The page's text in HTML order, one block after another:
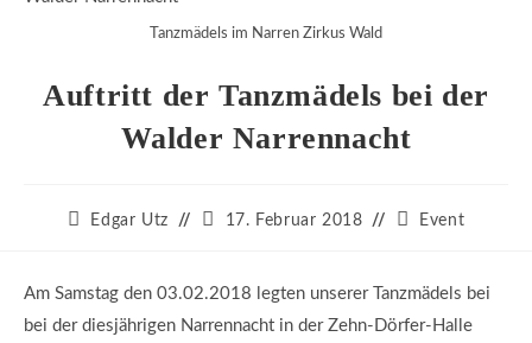
Tanzmädels im Narren Zirkus Wald
Auftritt der Tanzmädels bei der
Walder Narrennacht
Beitrags-
Edgar Utz
Beitrag
17. Februar 2018
Beitrags-
Event
Am Samstag den 03.02.2018 legten unserer Tanzmädels bei
bei der diesjährigen Narrennacht in der Zehn-Dörfer-Halle